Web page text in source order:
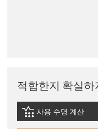
적합한지 확실
igus-icon-
사용 수명 계산